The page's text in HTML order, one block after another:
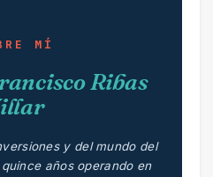
MÍ
Ribas
y del mundo del
años operando en